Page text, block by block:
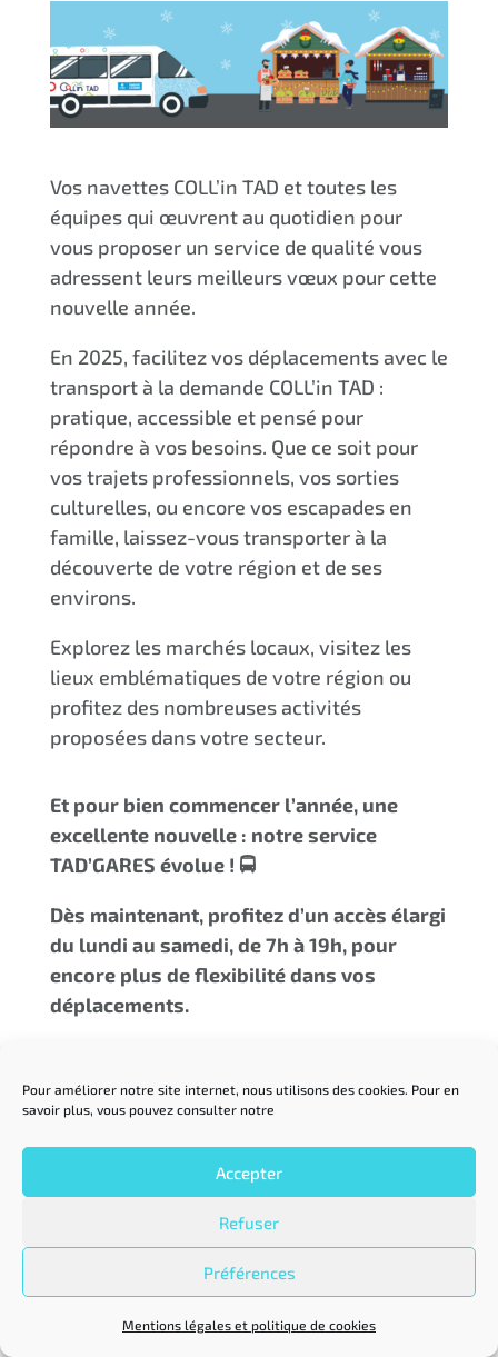
Pour améliorer notre site internet, nous utilisons des cookies. Pour en
savoir plus, vous pouvez consulter notre
Accepter
Refuser
Préférences
Mentions légales et politique de cookies
Vos navettes COLL’in TAD et toutes les
équipes qui œuvrent au quotidien pour
vous proposer un service de qualité vous
adressent leurs meilleurs vœux pour cette
nouvelle année.
En 2025, facilitez vos déplacements avec le
transport à la demande COLL’in TAD :
pratique, accessible et pensé pour
répondre à vos besoins. Que ce soit pour
vos trajets professionnels, vos sorties
culturelles, ou encore vos escapades en
famille, laissez-vous transporter à la
découverte de votre région et de ses
environs.
Explorez les marchés locaux, visitez les
lieux emblématiques de votre région ou
profitez des nombreuses activités
proposées dans votre secteur.
Et pour bien commencer l’année, une
excellente nouvelle : notre service
TAD’GARES évolue ! 🚍
Dès maintenant, profitez d’un accès élargi
du lundi au samedi, de 7h à 19h, pour
encore plus de flexibilité dans vos
déplacements.